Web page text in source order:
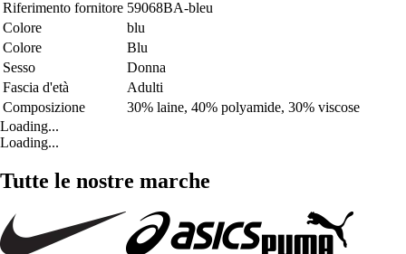
Riferimento fornitore 59068BA-bleu
Colore
blu
Colore
Blu
Sesso
Donna
Fascia d'età
Adulti
Composizione
30% laine, 40% polyamide, 30% viscose
Loading...
Loading...
Tutte le nostre marche